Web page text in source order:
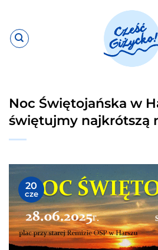
zawartości
Noc Świętojańska w
świętujmy najkrótszą
20
cze